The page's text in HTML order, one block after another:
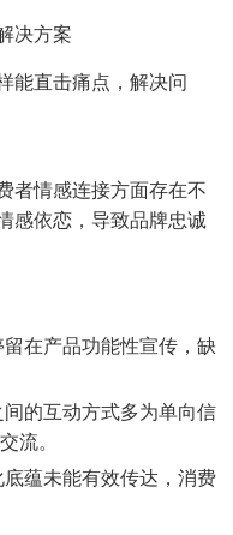
决方案
能直击痛点，解决问
者情感连接方面存在不
感依恋，导致品牌忠诚
在产品功能性宣传，缺
的互动方式多为单向信
流。
蕴未能有效传达，消费